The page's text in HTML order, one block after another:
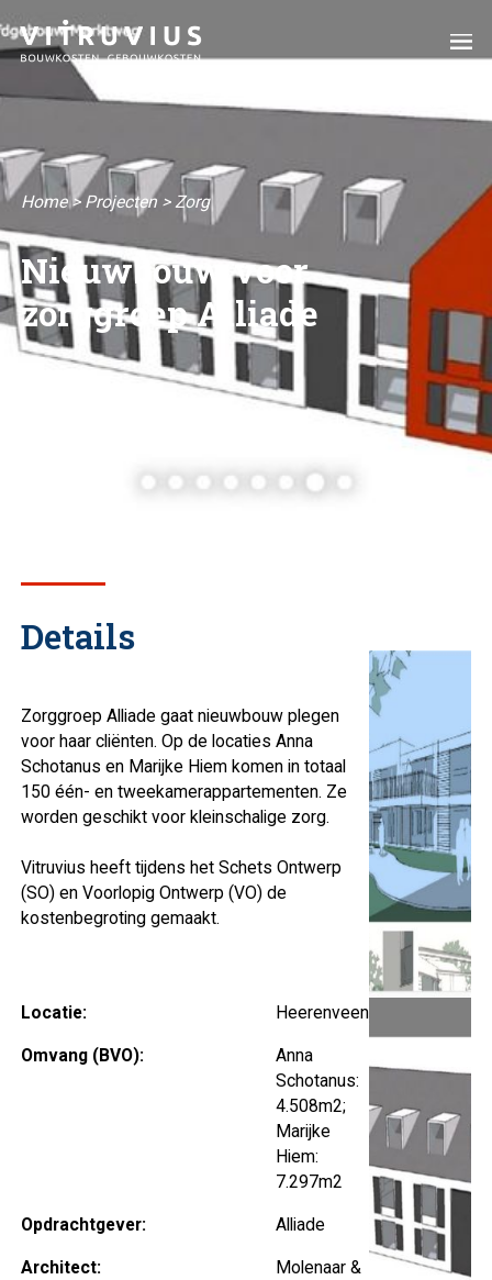
Home> Projecten>Zorg
Nieuwbouw voor
zorggroep Alliade
Details
Zorggroep Alliade gaat nieuwbouw plegen
voor haar cliënten. Op de locaties Anna
Schotanus en Marijke Hiem komen in totaal
150 één- en tweekamerappartementen. Ze
worden geschikt voor kleinschalige zorg.
Vitruvius heeft tijdens het Schets Ontwerp
(SO) en Voorlopig Ontwerp (VO) de
kostenbegroting gemaakt.
Locatie: Heerenveen
Omvang (BVO):
Anna
Schotanus:
4.508m2;
Marijke
Hiem:
7.297m2
Opdrachtgever: Alliade
Architect:
Molenaar &